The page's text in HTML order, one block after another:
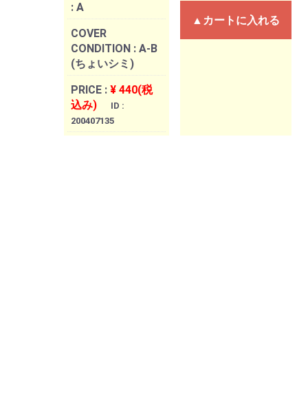
: A
COVER
CONDITION : A-B
(ちょいシミ)
PRICE : ¥ 440(税
込み)
ID :
200407135
▲カートに入れる